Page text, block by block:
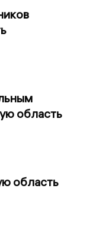
область
область